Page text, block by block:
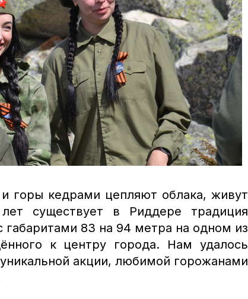
горы кедрами цепляют облака, живут
существует в Риддере традиция
83 на 94 метра на одном из
к центру города. Нам удалось
акции, любимой горожанами